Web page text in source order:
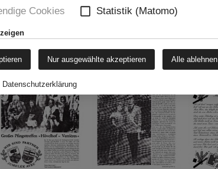
Cookies Statistik (Matomo)
Nur ausgewählte akzeptieren Alle ablehnen
Datenschutzerklärung
zum PDF zum PDF